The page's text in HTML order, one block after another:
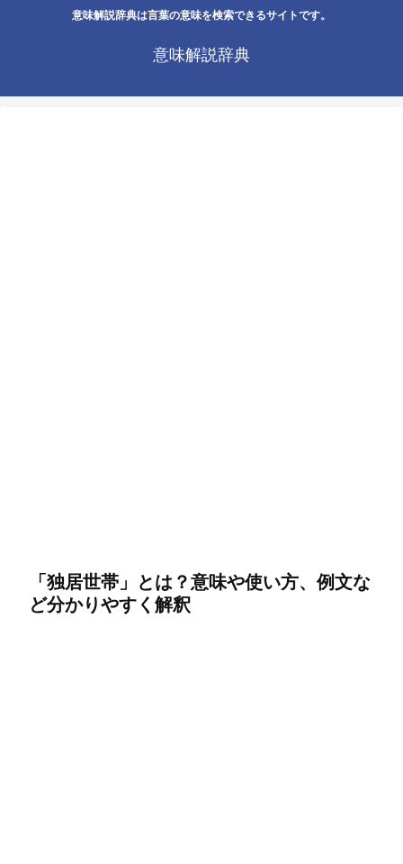
意味解説辞典は言葉の意味を検索できるサイトです。
意味解説辞典
「独居世帯」とは？意味や使い方、例文な
ど分かりやすく解釈